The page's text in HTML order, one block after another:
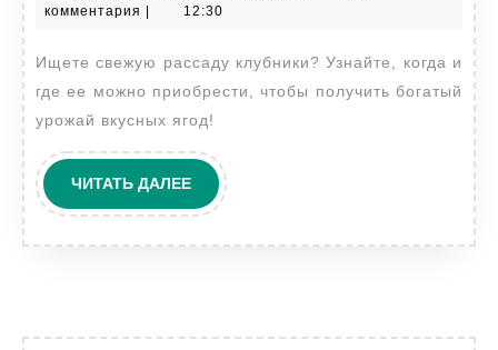
сажать
октября
комментария | 12:30
Ищете свежую рассаду клубники? Узнайте, когда и
где ее можно приобрести, чтобы получить богатый
урожай вкусных ягод!
ЧИТАТЬ ДАЛЕЕЧИТАТЬ
ДАЛЕЕ